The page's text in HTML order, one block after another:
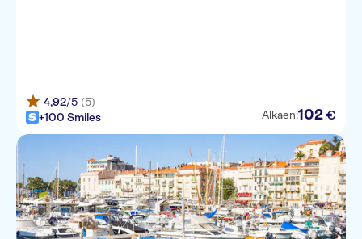
Hotel Ibis Nice Aeroport
Promenade Des Anglais
Hotel Amaryllis
Residhome Nice Promenade
4,92/5 (5)
+100 Smiles
Alkaen:102 €